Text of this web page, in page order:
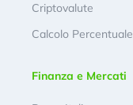
Criptovalute
Calcolo Percentuale
Finanza e Mercati